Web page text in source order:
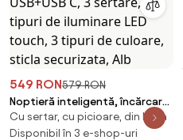
549 RON579 RON
Noptieră inteligentă, încărcare
Wireless și port USB+USB C, 3
sertare, 3 tipuri de iluminare
Cu sertar, cu picioare, din lemn
Disponibil în 3 e-shop-uri